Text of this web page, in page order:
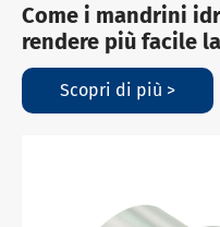
Come i mandrini
rendere più facile
Scopri di più >